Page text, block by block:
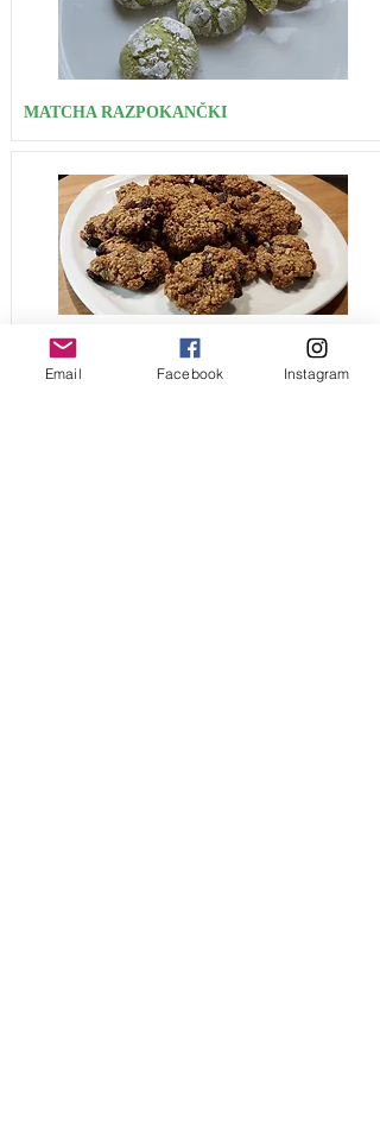
MATCHA RAZPOKANČKI
PIŠKOTI IZ OVSENIH KOSMIČEV brez
sladkorja
Email Facebook Instagram